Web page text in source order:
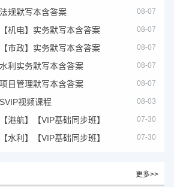
规默写本含答案 08-07
机电】实务默写本含答案 08-07
市政】实务默写本含答案 08-07
利实务默写本含答案 08-07
目管理默写本含答案 08-07
视频课程 08-03
港航】【VIP基础同步班】 07-30
水利】【VIP基础同步班】 07-30
更多>>